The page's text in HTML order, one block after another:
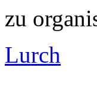
zu
Lurch